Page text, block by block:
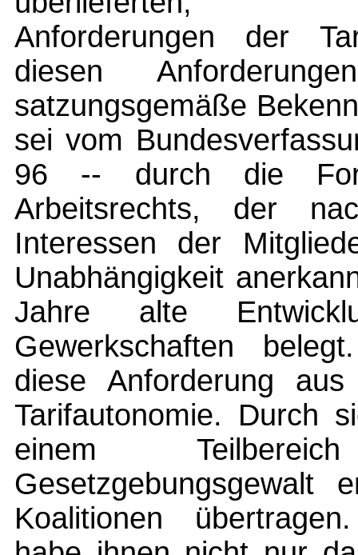
Anforderungen der
diesen
satzungsgemäße
sei vom
96 -- durch die
Arbeitsrechts, der
Interessen der
Unabhängigkeit
Jahre alte
Gewerkschaften
diese Anforderung
Tarifautonomie. Durch
einem
Koalitionen